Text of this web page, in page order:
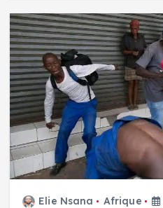
Elie Nsana Afrique